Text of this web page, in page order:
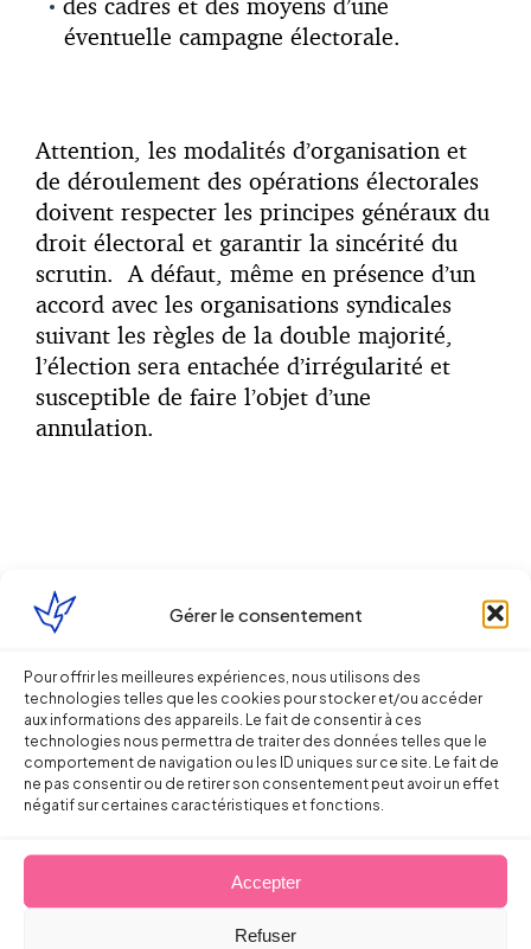
Gérer le consentement
Pour offrir les meilleures expériences, nous utilisons des
technologies telles que les cookies pour stocker et/ou accéder
aux informations des appareils. Le fait de consentir à ces
technologies nous permettra de traiter des données telles que le
comportement de navigation ou les ID uniques sur ce site. Le fait de
ne pas consentir ou de retirer son consentement peut avoir un effet
négatif sur certaines caractéristiques et fonctions.
Accepter
Refuser
éventuelle campagne électorale.
Attention, les modalités d’organisation et
de déroulement des opérations électorales
doivent respecter les principes généraux du
droit électoral et garantir la sincérité du
scrutin. A défaut, même en présence d’un
accord avec les organisations syndicales
suivant les règles de la double majorité,
l’élection sera entachée d’irrégularité et
susceptible de faire l’objet d’une
annulation.
A lire également sur le même sujet :
–Négociation du protocole d’accord
préélectoral : de nouveaux délais à prendre
en compte
Liste commune déposée aux élections
professionnelles : quelles conséquences sur
la désignation des délégués syndicaux ?